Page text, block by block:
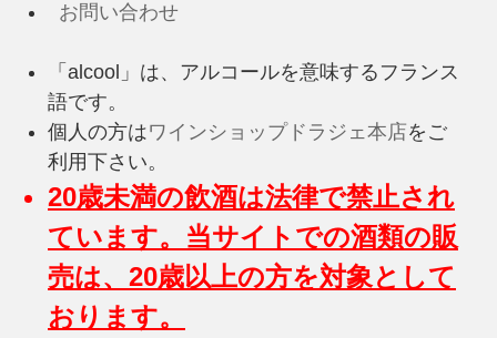
お問い合わせ
「alcool」は、アルコールを意味するフランス
語です。
個人の方はワインショップドラジェ本店をご
利用下さい。
20歳未満の飲酒は法律で禁止され
ています。当サイトでの酒類の販
売は、20歳以上の方を対象として
おります。